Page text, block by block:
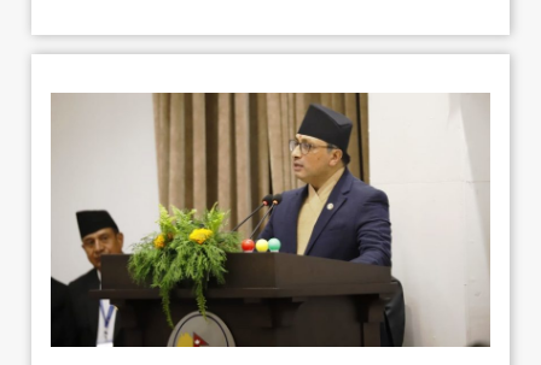
खेलकुद
अन्य